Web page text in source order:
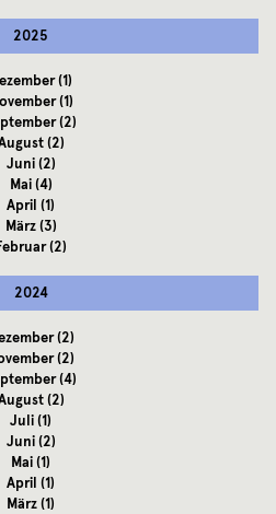
2025
(1)
(1)
(2)
(2)
Juni(2)
Mai(4)
April (1)
März(3)
(2)
2024
(2)
(2)
(4)
(2)
Juli(1)
Juni(2)
Mai(1)
April (1)
März(1)